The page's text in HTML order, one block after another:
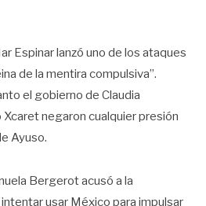
Espinar lanzó uno de los ataques
de la mentira compulsiva”.
el gobierno de Claudia
negaron cualquier presión
Ayuso.
Bergerot acusó a la
usar México para impulsar